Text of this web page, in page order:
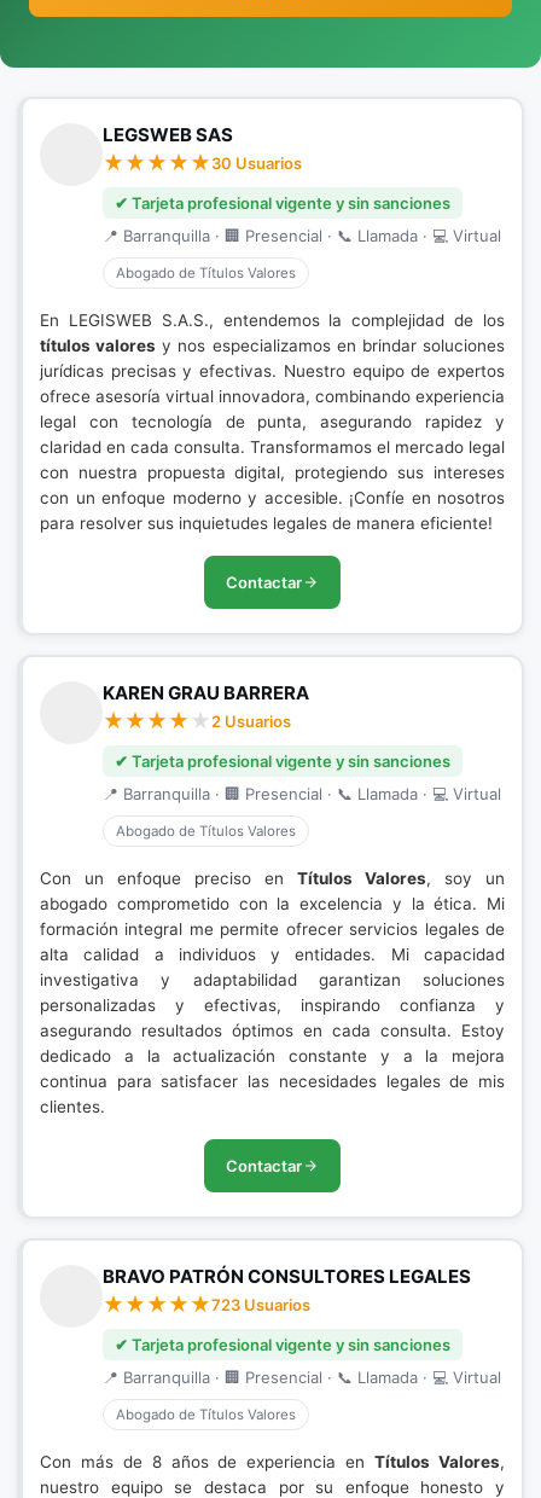
LEGSWEB SAS
30 Usuarios
✔ Tarjeta profesional vigente y sin sanciones
📍 Barranquilla · 🏢 Presencial · 📞 Llamada · 💻 Virtual
Abogado de Títulos Valores
En LEGISWEB S.A.S., entendemos la complejidad de los
títulos valores y nos especializamos en brindar soluciones
jurídicas precisas y efectivas. Nuestro equipo de expertos
ofrece asesoría virtual innovadora, combinando experiencia
legal con tecnología de punta, asegurando rapidez y
claridad en cada consulta. Transformamos el mercado legal
con nuestra propuesta digital, protegiendo sus intereses
con un enfoque moderno y accesible. ¡Confíe en nosotros
para resolver sus inquietudes legales de manera eficiente!
Contactar
KAREN GRAU BARRERA
2 Usuarios
✔ Tarjeta profesional vigente y sin sanciones
📍 Barranquilla · 🏢 Presencial · 📞 Llamada · 💻 Virtual
Abogado de Títulos Valores
Con un enfoque preciso en Títulos Valores, soy un
abogado comprometido con la excelencia y la ética. Mi
formación integral me permite ofrecer servicios legales de
alta calidad a individuos y entidades. Mi capacidad
investigativa y adaptabilidad garantizan soluciones
personalizadas y efectivas, inspirando confianza y
asegurando resultados óptimos en cada consulta. Estoy
dedicado a la actualización constante y a la mejora
continua para satisfacer las necesidades legales de mis
clientes.
Contactar
BRAVO PATRÓN CONSULTORES LEGALES
723 Usuarios
✔ Tarjeta profesional vigente y sin sanciones
📍 Barranquilla · 🏢 Presencial · 📞 Llamada · 💻 Virtual
Abogado de Títulos Valores
Con más de 8 años de experiencia enTítulos Valores,
nuestro equipo se destaca por su enfoque honesto y